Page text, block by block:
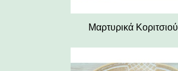
Μαρτυρικά Κοριτσιού